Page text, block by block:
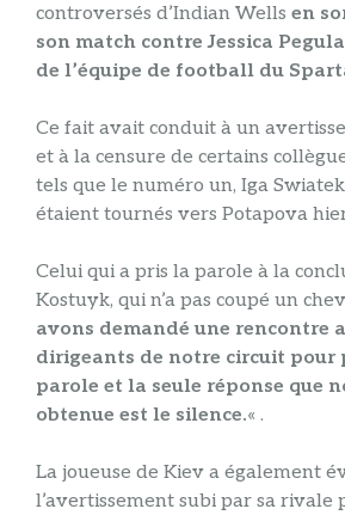
controversés d’Indian Wells en
son match contre Jessica
de l’équipe de football du
Ce fait avait conduit à un
et à la censure de certains
tels que le numéro un, Iga
étaient tournés vers Potapova
Celui qui a pris la parole à la
Kostuyk, qui n’a pas coupé un
avons demandé une rencontre
dirigeants de notre circuit pour
parole et la seule réponse que
obtenue est le silence.« .
La joueuse de Kiev a également
l’avertissement subi par sa rivale